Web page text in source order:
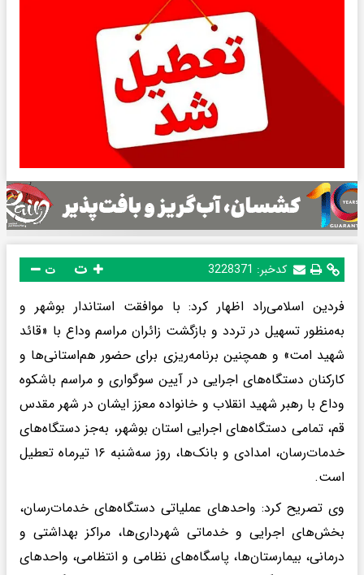
کدخبر: 3228371 ت
فردین اسلامی‌راد اظهار کرد: با موافقت استاندار بوشهر و
به‌منظور تسهیل در تردد و بازگشت زائران مراسم وداع با «قائد
شهید امت» و همچنین برنامه‌ریزی برای حضور هم‌استانی‌ها و
کارکنان دستگاه‌های اجرایی در آیین سوگواری و مراسم باشکوه
وداع با رهبر شهید انقلاب و خانواده معزز ایشان در شهر مقدس
قم، تمامی دستگاه‌های اجرایی استان بوشهر، به‌جز دستگاه‌های
خدمات‌رسان، امدادی و بانک‌ها، روز سه‌شنبه ۱۶ تیرماه تعطیل
است.
وی تصریح کرد: واحدهای عملیاتی دستگاه‌های خدمات‌رسان،
بخش‌های اجرایی و خدماتی شهرداری‌ها، مراکز بهداشتی و
درمانی، بیمارستان‌ها، پاسگاه‌های نظامی و انتظامی، واحدهای